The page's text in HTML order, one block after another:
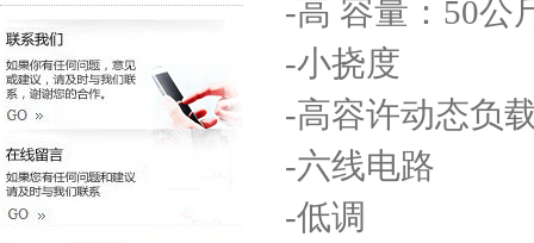
-高 容量：50公
-小挠度
-高容许动态负
-六线电路
-低调